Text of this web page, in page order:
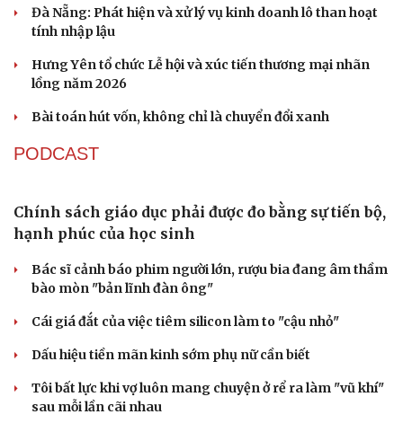
Xử lý đến cùng vướng mắc, không đẩy doanh
nghiệp đi vòng
Thí điểm phường XHCN Lào Cai: Khi chính quyền xoay
Đà Nẵng: Phát hiện và xử lý vụ kinh doanh lô than hoạt
tính nhập lậu
lồng năm 2026
Bài toán hút vốn, không chỉ là chuyển đổi xanh
PODCAST